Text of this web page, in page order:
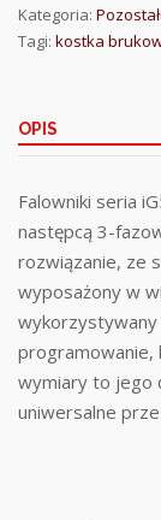
Kategoria:
Tagi: kostka
OPIS
Falowniki seria
następcą 3-
rozwiązanie, ze
wyposażony w
wykorzystywany
programowanie,
wymiary to jego
uniwersalne